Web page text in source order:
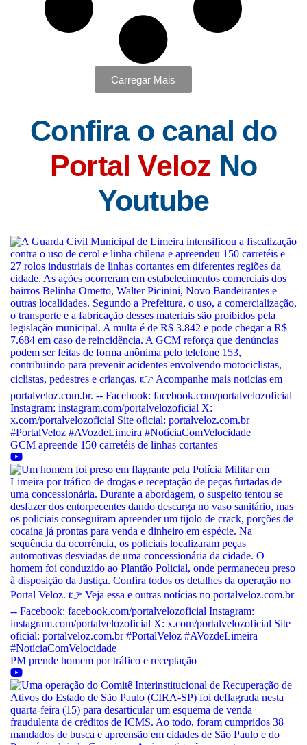
Carregar Mais
Confira o canal do
Portal Veloz No
Youtube
GCM apreende 150 carretéis de linhas cortantes
PM prende homem por tráfico e receptação